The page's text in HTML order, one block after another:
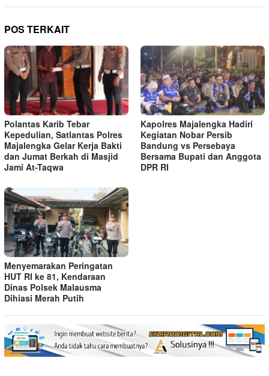
POS TERKAIT
Polantas Karib Tebar
Kepedulian, Satlantas Polres
Majalengka Gelar Kerja Bakti
dan Jumat Berkah di Masjid
Jami At-Taqwa
Kapolres Majalengka Hadiri
Kegiatan Nobar Persib
Bandung vs Persebaya
Bersama Bupati dan Anggota
DPR RI
Menyemarakan Peringatan
HUT RI ke 81, Kendaraan
Dinas Polsek Malausma
Dihiasi Merah Putih